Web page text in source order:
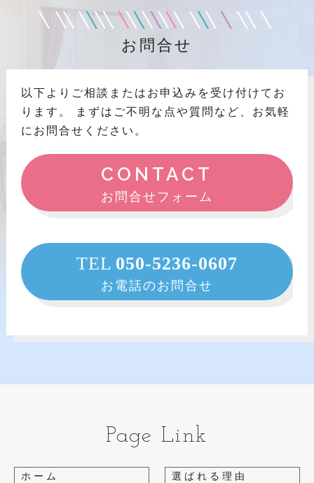
お問合せ
以下よりご相談またはお申込みを受け付けてお
ります。
まずはご不明な点や質問など、お気軽
にお問合せください。
CONTACT
お問合せフォーム
TEL 050-5236-0607
お電話のお問合せ
Page Link
ホーム 選ばれる理由